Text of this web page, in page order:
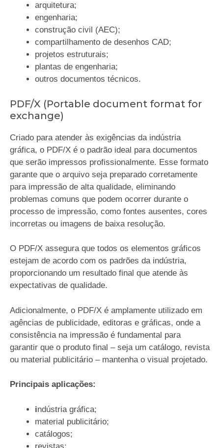
arquitetura;
engenharia;
construção civil (AEC);
compartilhamento de desenhos CAD;
projetos estruturais;
plantas de engenharia;
outros documentos técnicos.
PDF/X (Portable document format for
exchange)
Criado para atender às exigências da indústria
gráfica, o PDF/X é o padrão ideal para documentos
que serão impressos profissionalmente. Esse formato
garante que o arquivo seja preparado corretamente
para impressão de alta qualidade, eliminando
problemas comuns que podem ocorrer durante o
processo de impressão, como fontes ausentes, cores
incorretas ou imagens de baixa resolução.
O PDF/X assegura que todos os elementos gráficos
estejam de acordo com os padrões da indústria,
proporcionando um resultado final que atende às
expectativas de qualidade.
Adicionalmente, o PDF/X é amplamente utilizado em
agências de publicidade, editoras e gráficas, onde a
consistência na impressão é fundamental para
garantir que o produto final – seja um catálogo, revista
ou material publicitário – mantenha o visual projetado.
Principais aplicações:
indústria gráfica;
material publicitário;
catálogos;
revistas;